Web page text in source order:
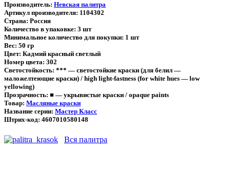
Производитель: Невская палитра
Артикул производителя: 1104302
Страна: Россия
Количество в упаковке: 3 шт
Минимальное количество для покупки: 1 шт
Вес: 50 гр
Цвет: Кадмий красный светлый
Номер цвета: 302
Светостойкость: *** — светостойкие краски (для белил —
маложелтеющие краски) / high light-fastness (for white hues — low
yellowing)
Прозрачность: ■ — укрывистые краски / opaque paints
Товар: Масляные краски
Название серии: Мастер Класс
Штрих-код: 4607010580148
Вся палитра